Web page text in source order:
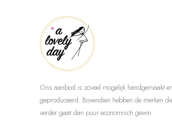
Ons aanbod is zoveel mogelijk handgemaakt
geproduceerd. Bovendien hebben de merken
verder gaat dan puur economisch gewin.